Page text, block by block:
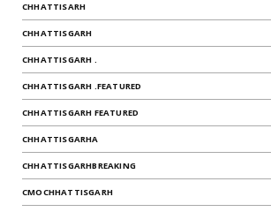
CHHATTISARH
CHHATTISGARH
CHHATTISGARH .
CHHATTISGARH .FEATURED
CHHATTISGARH FEATURED
CHHATTISGARHA
CHHATTISGARHBREAKING
CMOCHHATTISGARH